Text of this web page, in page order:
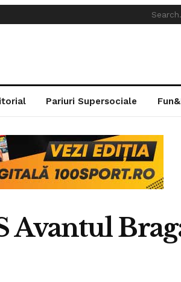
Pariuri Supersociale
Avantul